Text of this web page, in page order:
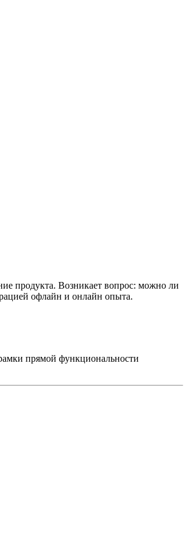
продукта. Возникает вопрос: можно ли
офлайн и онлайн опыта.
прямой функциональности